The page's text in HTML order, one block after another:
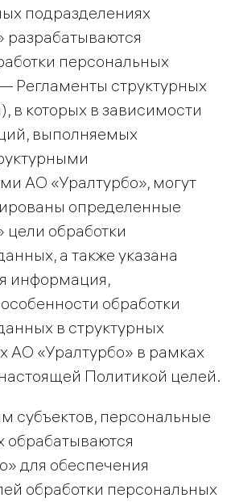
подразделениях
разрабатываются
персональных
Регламенты структурных
в которых в зависимости
выполняемых
АО «Уралтурбо», могут
определенные
обработки
а также указана
информация,
обработки
в структурных
АО «Уралтурбо» в рамках
Политикой целей.
субъектов, персональные
обрабатываются
для обеспечения
обработки персональных